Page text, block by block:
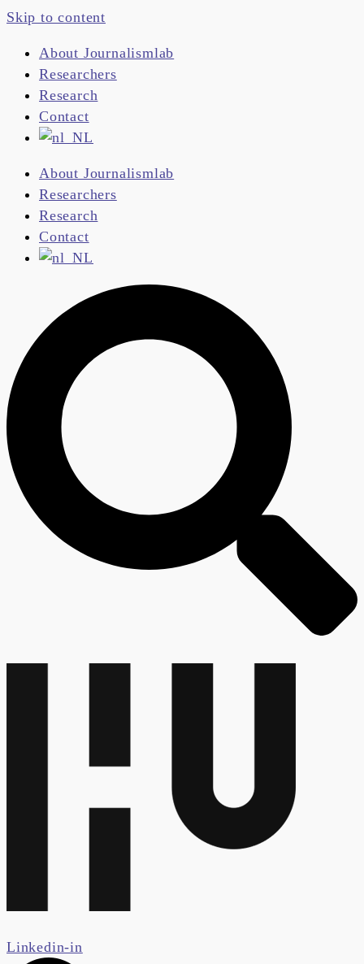
Skip to content
About Journalismlab
Researchers
Research
Contact
About Journalismlab
Researchers
Research
Contact
Linkedin-in